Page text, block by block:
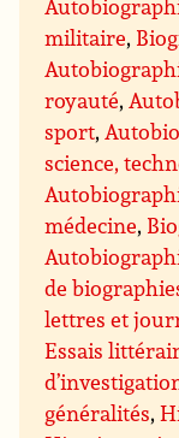
militaire,
royauté,
sport,
science,
médecine,
de
lettres et
Essais
généralités,